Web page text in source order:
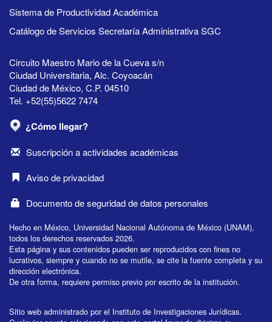
Sistema de Productividad Académica
Catálogo de Servicios Secretaría Administrativa SGC
Circuito Maestro Mario de la Cueva s/n
Ciudad Universitaria, Alc. Coyoacán
Ciudad de México, C.P. 04510
Tel. +52(55)5622 7474
¿Cómo llegar?
Suscripción a actividades académicas
Aviso de privacidad
Documento de seguridad de datos personales
Hecho en México, Universidad Nacional Autónoma de México (UNAM),
todos los derechos reservados 2026.
Esta página y sus contenidos pueden ser reproducidos con fines no
lucrativos, siempre y cuando no se mutile, se cite la fuente completa y su
dirección electrónica.
De otra forma, requiere permiso previo por escrito de la institución.
Sitio web administrado por el Instituto de Investigaciones Jurídicas.